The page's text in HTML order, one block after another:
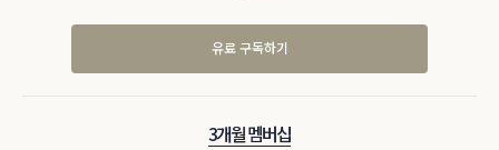
유료 구독하기
3개월 멤버십